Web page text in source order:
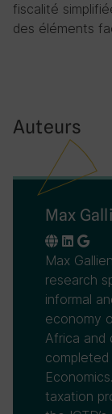
fiscalité
des éléments
Auteurs
Max
Max
research
informal
economy
Africa and
taxation